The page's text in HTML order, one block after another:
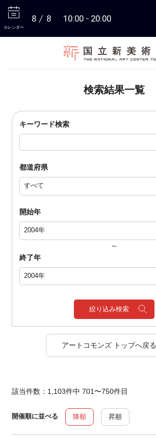
カレンダー
8 8 10:00 20:00
検索結果一覧
キーワード検索
都道府県
開始年
～
終了年
絞り込み検索
アートコモンズ トップへ戻る
該当件数：1,103件中 701〜750件目
開催順に並べる 降順 昇順